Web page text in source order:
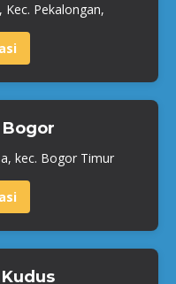
Kec. Pekalongan,
kec. Bogor Timur